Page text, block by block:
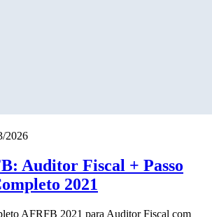
2026
Auditor Fiscal + Passo
2021
AFRFB 2021 para Auditor Fiscal com